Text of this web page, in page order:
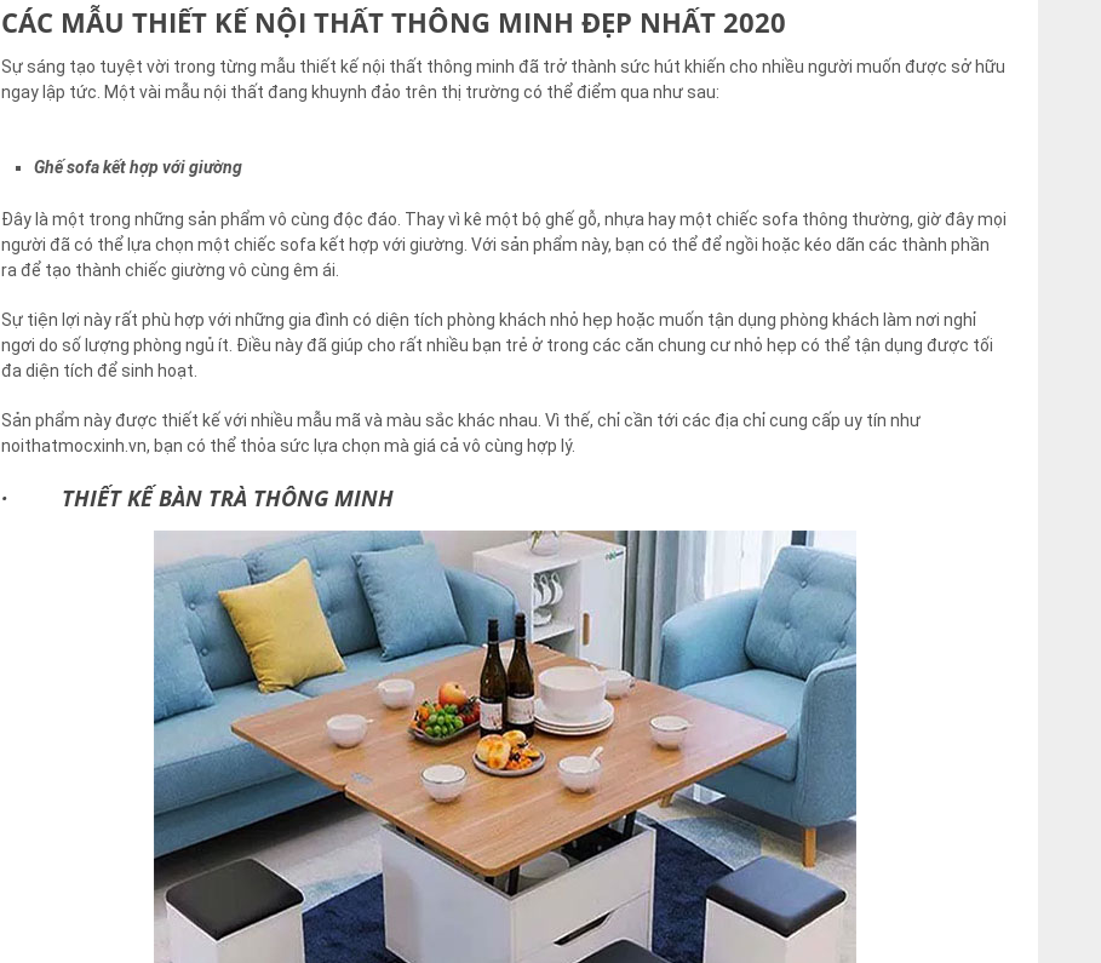
CÁC MẪU THIẾT KẾ NỘI THẤT THÔNG MINH ĐẸP NHẤT 2020
Sự sáng tạo tuyệt vời trong từng mẫu thiết kế nội thất thông minh đã trở thành sức hút khiến cho nhiều người muốn được sở hữu
ngay lập tức. Một vài mẫu nội thất đang khuynh đảo trên thị trường có thể điểm qua như sau:
Ghế sofa kết hợp với giường
Đây là một trong những sản phẩm vô cùng độc đáo. Thay vì kê một bộ ghế gỗ, nhựa hay một chiếc sofa thông thường, giờ đây mọi
người đã có thể lựa chọn một chiếc sofa kết hợp với giường. Với sản phẩm này, bạn có thể để ngồi hoặc kéo dãn các thành phần
ra để tạo thành chiếc giường vô cùng êm ái.
Sự tiện lợi này rất phù hợp với những gia đình có diện tích phòng khách nhỏ hẹp hoặc muốn tận dụng phòng khách làm nơi nghỉ
ngơi do số lượng phòng ngủ ít. Điều này đã giúp cho rất nhiều bạn trẻ ở trong các căn chung cư nhỏ hẹp có thể tận dụng được tối
đa diện tích để sinh hoạt.
Sản phẩm này được thiết kế với nhiều mẫu mã và màu sắc khác nhau. Vì thế, chỉ cần tới các địa chỉ cung cấp uy tín như
noithatmocxinh.vn, bạn có thể thỏa sức lựa chọn mà giá cả vô cùng hợp lý.
· THIẾT KẾ BÀN TRÀ THÔNG MINH